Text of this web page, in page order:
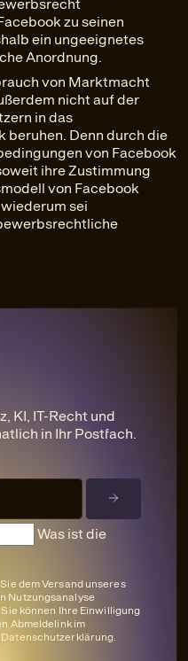
zu seinen
ein ungeeignetes
Anordnung.
von Marktmacht
nicht auf der
in das
beruhen. Denn durch die
von Facebook
ihre Zustimmung
von Facebook
sei
KI, IT-Recht und
in Ihr Postfach.
Was ist die
dem Versand unseres
Nutzungsanalyse
können Ihre Einwilligung
Abmeldelink im
Datenschutzerklärung